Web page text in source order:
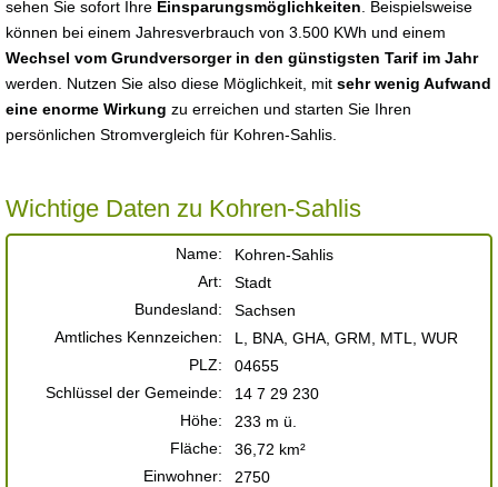
sehen Sie sofort Ihre Einsparungsmöglichkeiten . Beispielsweise
können bei einem Jahresverbrauch von 3.500 KWh und einem
Wechsel vom Grundversorger in den günstigsten Tarif im Jahr
werden. Nutzen Sie also diese Möglichkeit, mit sehr wenig Aufwand
eine enorme Wirkung zu erreichen und starten Sie Ihren
persönlichen Stromvergleich für Kohren-Sahlis.
Wichtige Daten zu Kohren-Sahlis
Name:
Kohren-Sahlis
Art:
Stadt
Bundesland:
Sachsen
Amtliches Kennzeichen:
L, BNA, GHA, GRM, MTL, WUR
PLZ:
04655
Schlüssel der Gemeinde:
14 7 29 230
Höhe:
233 m ü.
Fläche:
36,72 km²
Einwohner:
2750